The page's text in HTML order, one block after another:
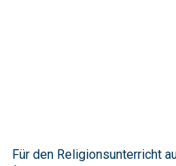
Für den Religionsunterricht